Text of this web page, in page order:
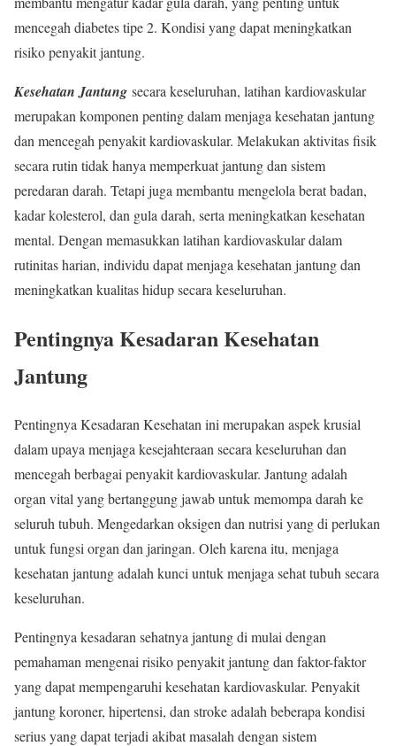
mencegah diabetes tipe 2. Kondisi yang dapat meningkatkan
risiko penyakit jantung.
Kesehatan Jantung secara keseluruhan, latihan kardiovaskular
merupakan komponen penting dalam menjaga kesehatan jantung
dan mencegah penyakit kardiovaskular. Melakukan aktivitas fisik
secara rutin tidak hanya memperkuat jantung dan sistem
peredaran darah. Tetapi juga membantu mengelola berat badan,
kadar kolesterol, dan gula darah, serta meningkatkan kesehatan
mental. Dengan memasukkan latihan kardiovaskular dalam
rutinitas harian, individu dapat menjaga kesehatan jantung dan
meningkatkan kualitas hidup secara keseluruhan.
Pentingnya Kesadaran Kesehatan
Jantung
Pentingnya Kesadaran Kesehatan ini merupakan aspek krusial
dalam upaya menjaga kesejahteraan secara keseluruhan dan
mencegah berbagai penyakit kardiovaskular. Jantung adalah
organ vital yang bertanggung jawab untuk memompa darah ke
seluruh tubuh. Mengedarkan oksigen dan nutrisi yang di perlukan
untuk fungsi organ dan jaringan. Oleh karena itu, menjaga
kesehatan jantung adalah kunci untuk menjaga sehat tubuh secara
keseluruhan.
Pentingnya kesadaran sehatnya jantung di mulai dengan
pemahaman mengenai risiko penyakit jantung dan faktor-faktor
yang dapat mempengaruhi kesehatan kardiovaskular. Penyakit
jantung koroner, hipertensi, dan stroke adalah beberapa kondisi
serius yang dapat terjadi akibat masalah dengan sistem